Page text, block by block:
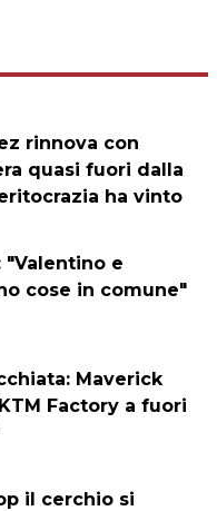
rinnova con
quasi fuori dalla
ha vinto
"Valentino e
cose in comune"
Maverick
Factory a fuori
il cerchio si